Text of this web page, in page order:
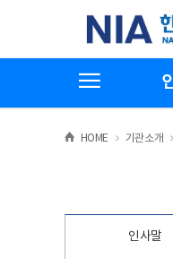
기
한국지능정보사
HOME >
기관소개
인사말